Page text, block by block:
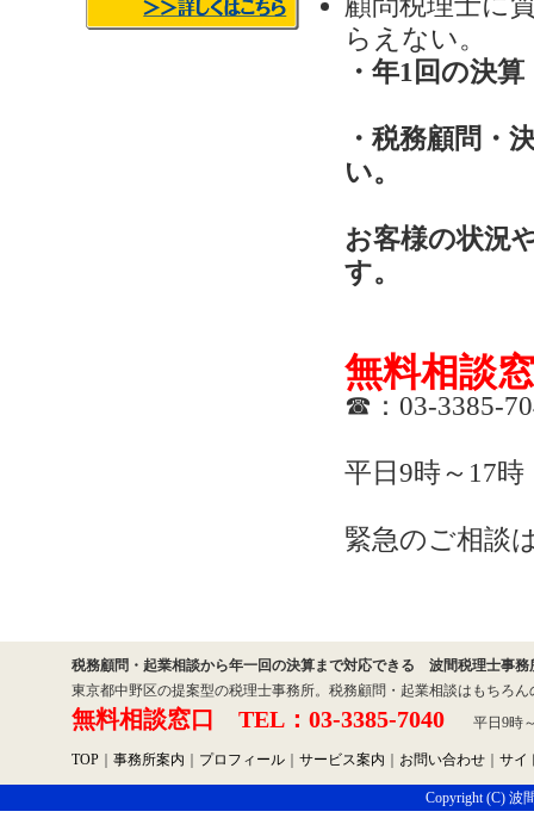
らえない。
・年1回の決
・税務顧問・
い。
お客様の状況
す。
無料相談
☎：03-3385-
平日9時～17
緊急のご相談
税務顧問・起業相談から年一回の決算まで対応できる 波間税理士事務
東京都中野区の提案型の税理士事務所。税務顧問・起業相談はもちろ
無料相談窓口 TEL：03-3385-7040 平日9時～
TOP 事務所案内 プロフィール サービス案内 お問い合わせ サイ
Copyright (C) 波